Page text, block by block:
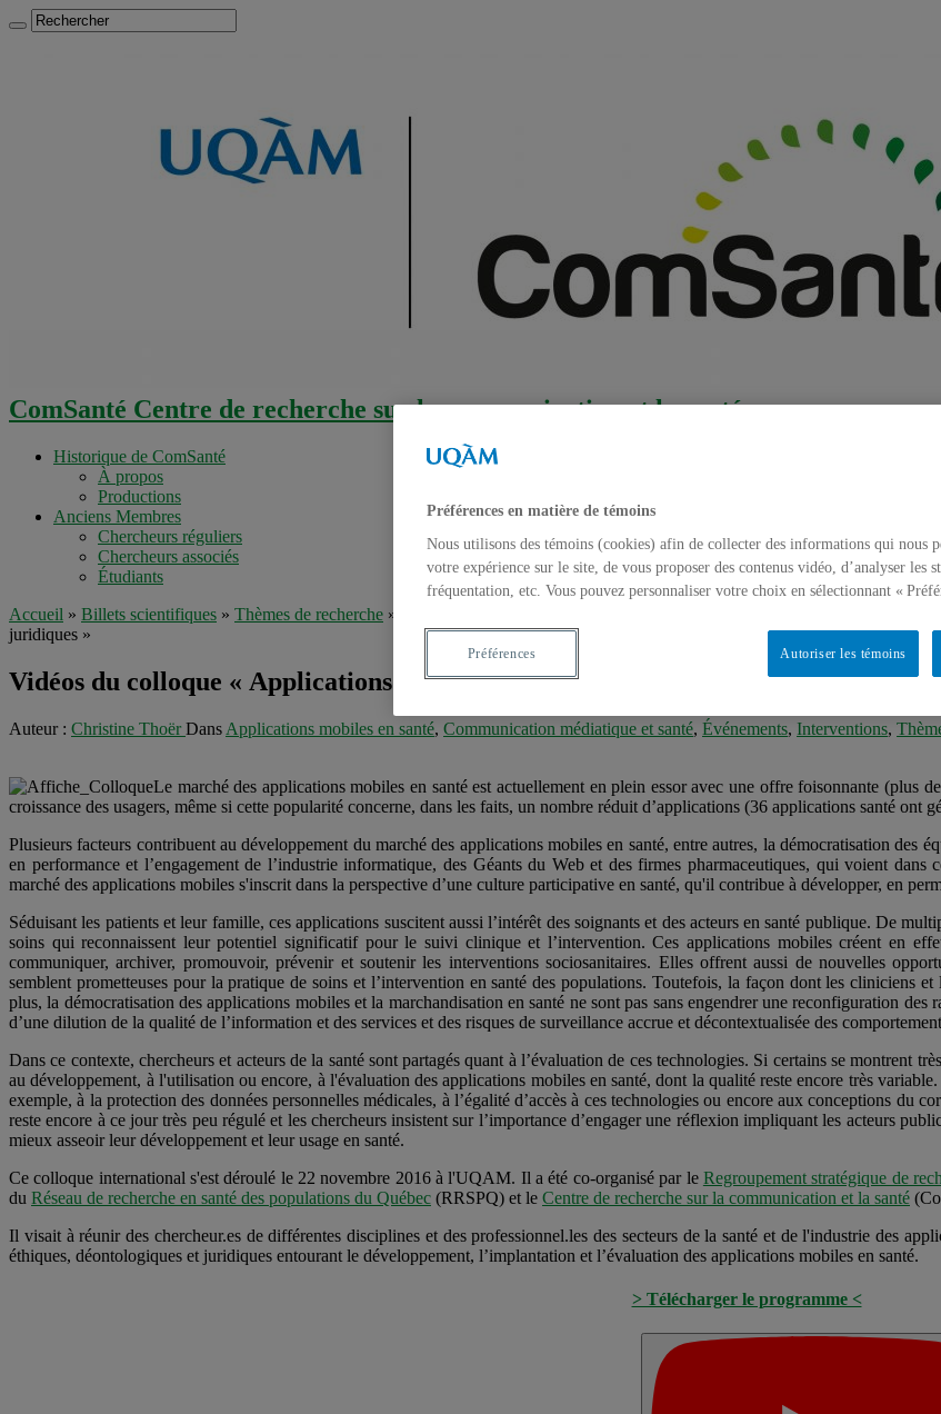
ComSanté Centre de recherche sur la communication et la santé
Historique de ComSanté
À propos
Productions
Anciens Membres
Chercheurs réguliers
Chercheurs associés
Étudiants
Accueil » Billets scientifiques » Thèmes de recherche »
Vidéos du colloque «
juridiques »
Vidéos du colloque « Applications mobiles en santé : des usages aux enjeux
Auteur : Christine ThoërDans Applications mobiles en santé, Communication médiatique et santé, Événements, Interventions,
Le marché des applications mobiles en santé est actuellement en plein essor avec une offre foisonnante (plus
croissance des usagers, même si cette popularité concerne, dans les faits, un nombre réduit d’applications (36 applications santé ont
Plusieurs facteurs contribuent au développement du marché des applications mobiles en santé, entre autres, la démocratisation des
en performance et l’engagement de l’industrie informatique, des Géants du Web et des firmes pharmaceutiques, qui voient
marché des applications mobiles s'inscrit dans la perspective d’une culture participative en santé, qu'il contribue à développer, en
Séduisant les patients et leur famille, ces applications suscitent aussi l’intérêt des soignants et des acteurs en santé publique. De
soins qui reconnaissent leur potentiel significatif pour le suivi clinique et l’intervention. Ces applications mobiles créent en
communiquer, archiver, promouvoir, prévenir et soutenir les interventions sociosanitaires. Elles offrent aussi de nouvelles
semblent prometteuses pour la pratique de soins et l’intervention en santé des populations. Toutefois, la façon dont les cliniciens
plus, la démocratisation des applications mobiles et la marchandisation en santé ne sont pas sans engendrer une reconfiguration
d’une dilution de la qualité de l’information et des services et des risques de surveillance accrue et décontextualisée des
Dans ce contexte, chercheurs et acteurs de la santé sont partagés quant à l’évaluation de ces technologies. Si certains se montrent
au développement, à l'utilisation ou encore, à l'évaluation des applications mobiles en santé, dont la qualité reste encore très
exemple, à la protection des données personnelles médicales, à l’égalité d’accès à ces technologies ou encore aux conceptions du
reste encore à ce jour très peu régulé et les chercheurs insistent sur l’importance d’engager une réflexion impliquant les acteurs
mieux asseoir leur développement et leur usage en santé.
Ce colloque international s'est déroulé le 22 novembre 2016 à l'UQAM. Il a été co-organisé par le Regroupement stratégique de
du Réseau de recherche en santé des populations du Québec (RRSPQ) et le Centre de recherche sur la communication et la santé
Il visait à réunir des chercheur.es de différentes disciplines et des professionnel.les des secteurs de la santé et de l'industrie des
éthiques, déontologiques et juridiques entourant le développement, l’implantation et l’évaluation des applications mobiles en santé.
> Télécharger le programme <
Préférences en matière de témoins
Nous utilisons des témoins (cookies) afin de collecter des informations qui nous
votre expérience sur le site, de vous proposer des contenus vidéo, d’analyser les
fréquentation, etc. Vous pouvez personnaliser votre choix en sélectionnant «
Autoriser les témoins
Préférences